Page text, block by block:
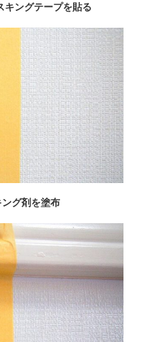
ングテープを貼る
グ剤を塗布